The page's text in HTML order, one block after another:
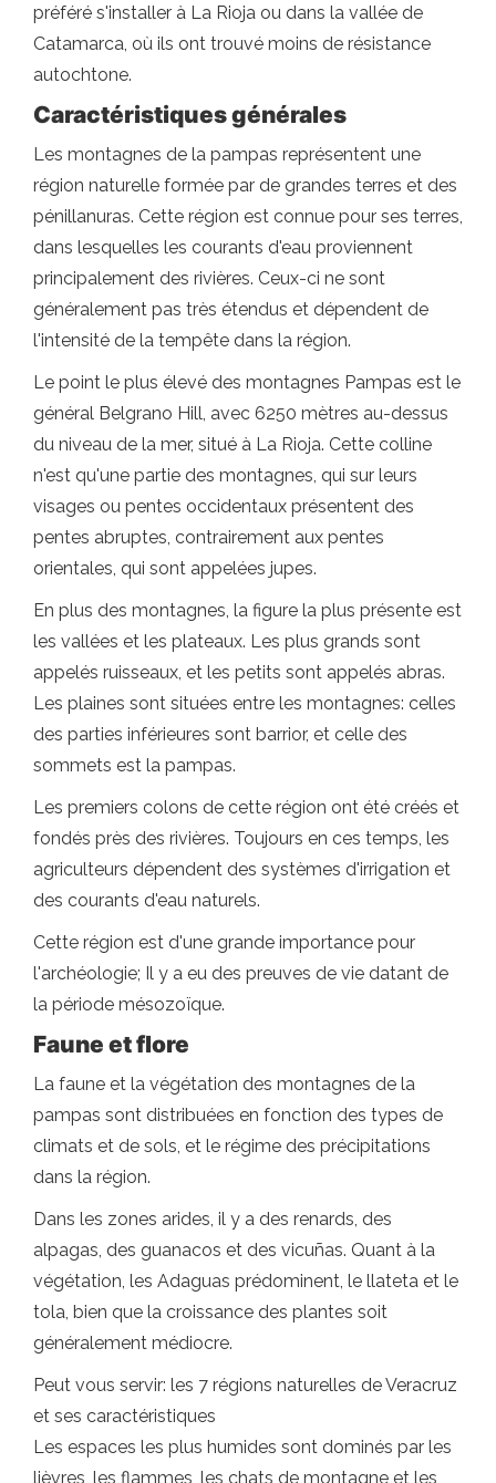
préféré s'installer à La Rioja ou dans la vallée de
Catamarca, où ils ont trouvé moins de résistance
autochtone.
Caractéristiques générales
Les montagnes de la pampas représentent une
région naturelle formée par de grandes terres et des
pénillanuras. Cette région est connue pour ses terres,
dans lesquelles les courants d'eau proviennent
principalement des rivières. Ceux-ci ne sont
généralement pas très étendus et dépendent de
l'intensité de la tempête dans la région.
Le point le plus élevé des montagnes Pampas est le
général Belgrano Hill, avec 6250 mètres au-dessus
du niveau de la mer, situé à La Rioja. Cette colline
n'est qu'une partie des montagnes, qui sur leurs
visages ou pentes occidentaux présentent des
pentes abruptes, contrairement aux pentes
orientales, qui sont appelées jupes.
En plus des montagnes, la figure la plus présente est
les vallées et les plateaux. Les plus grands sont
appelés ruisseaux, et les petits sont appelés abras.
Les plaines sont situées entre les montagnes: celles
des parties inférieures sont barrior, et celle des
sommets est la pampas.
Les premiers colons de cette région ont été créés et
fondés près des rivières. Toujours en ces temps, les
agriculteurs dépendent des systèmes d'irrigation et
des courants d'eau naturels.
Cette région est d'une grande importance pour
l'archéologie; Il y a eu des preuves de vie datant de
la période mésozoïque.
Faune et flore
La faune et la végétation des montagnes de la
pampas sont distribuées en fonction des types de
climats et de sols, et le régime des précipitations
dans la région.
Dans les zones arides, il y a des renards, des
alpagas, des guanacos et des vicuñas. Quant à la
végétation, les Adaguas prédominent, le llateta et le
tola, bien que la croissance des plantes soit
généralement médiocre.
Peut vous servir: les 7 régions naturelles de Veracruz
et ses caractéristiques
Les espaces les plus humides sont dominés par les
lièvres, les flammes, les chats de montagne et les